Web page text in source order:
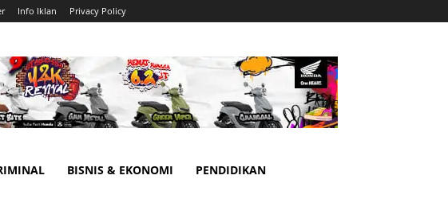
Info Iklan Privacy Policy
BISNIS & EKONOMI PENDIDIKAN